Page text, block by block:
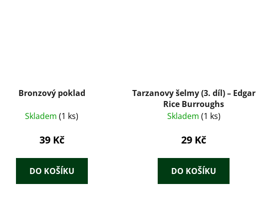
Bronzový poklad
Skladem(1 ks)
39 Kč
DO KOŠÍKU
Tarzanovy šelmy (3. díl) – Edgar
Rice Burroughs
Skladem (1 ks)
29 Kč
DO KOŠÍKU